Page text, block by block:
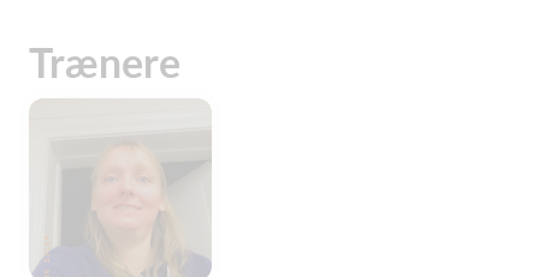
Trænere